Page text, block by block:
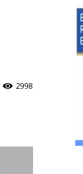
2998